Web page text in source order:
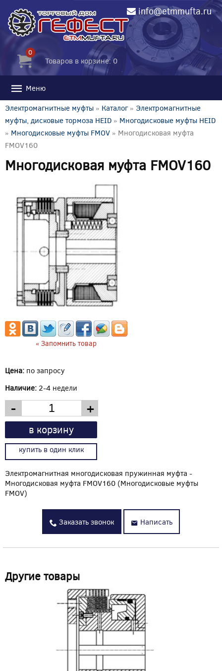
info@etmmufta.ru
0
Товаров в корзине: 0
Меню
Электромагнитные муфты » Каталог» Электромагнитные
муфты, дисковые тормоза HEID » Многодисковые муфты HEID
» Многодисковые муфты FMOV » Многодисковая муфта
FMOV160
Многодисковая муфта FMOV160
« Запомнить товар
Цена: по запросу
Наличие: 2-4 недели
- +
в корзину
купить в один клик
Электромагнитная многодисковая пружинная муфта -
Многодисковая муфта FMOV160 (Многодисковые муфты
FMOV)
Заказать звонок Написать
Другие товары